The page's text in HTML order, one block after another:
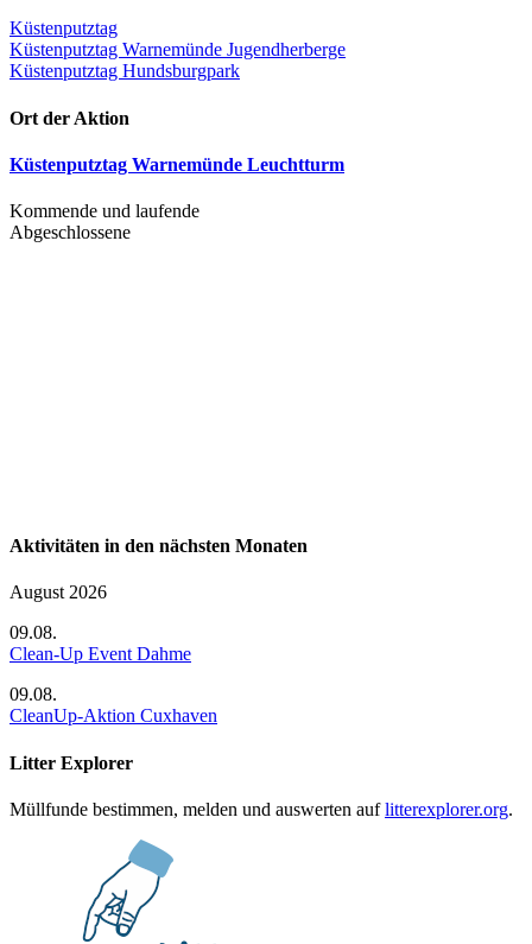
Küstenputztag
Beitragsnavigation
Küstenputztag Warnemünde Jugendherberge
Küstenputztag Hundsburgpark
Ort der Aktion
Küstenputztag Warnemünde Leuchtturm
Kommende und laufende
Abgeschlossene
Aktivitäten in den nächsten Monaten
August 2026
09.08.
Clean-Up Event Dahme
09.08.
CleanUp-Aktion Cuxhaven
Litter Explorer
Müllfunde bestimmen, melden und auswerten auflitterexplorer.org.